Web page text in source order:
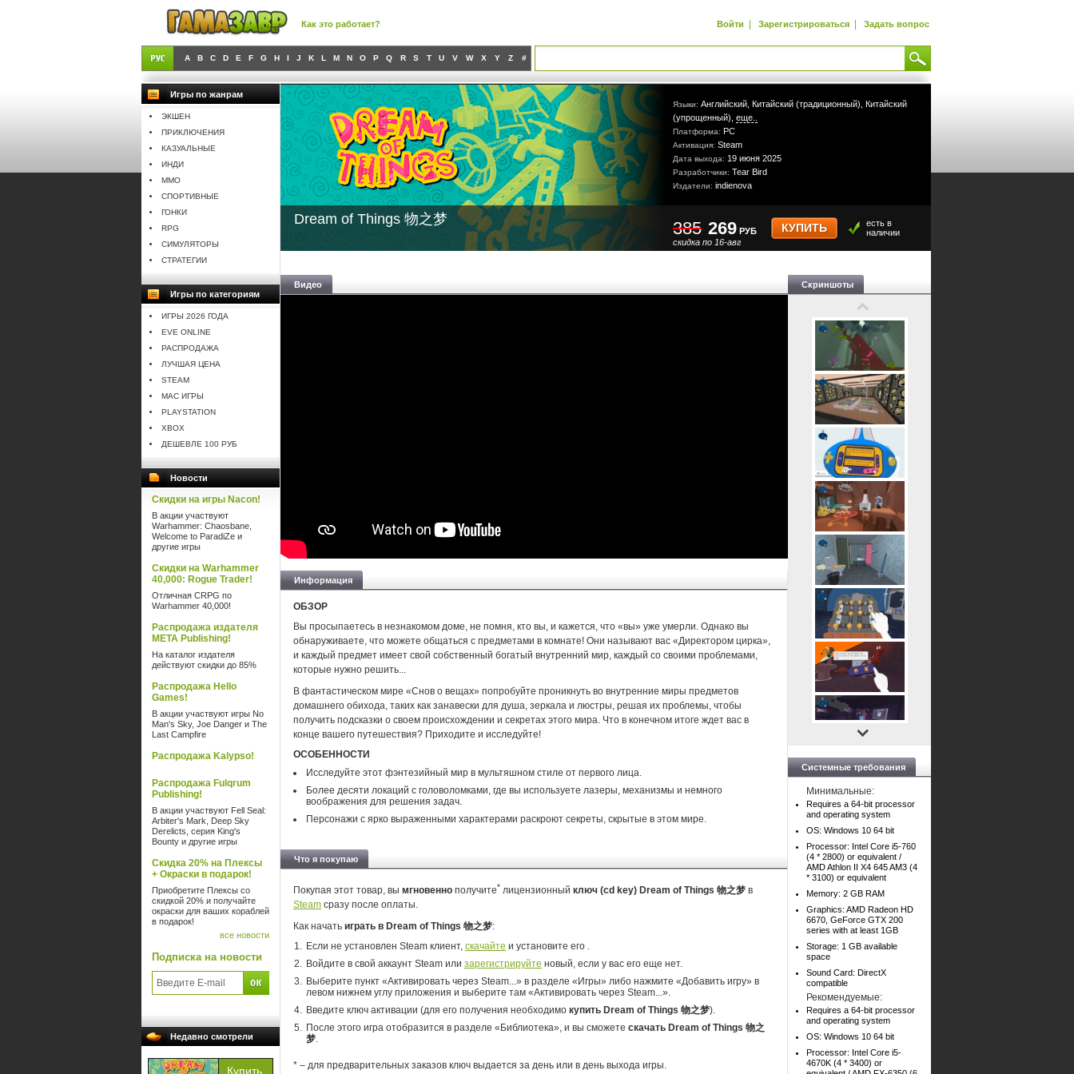
Как это работает? Войти | Зарегистрироваться | Задать вопрос
A B C D E F G H I J K L M N O P Q R S T U V W X Y Z #
Игры по жанрам
ЭКШЕН
ПРИКЛЮЧЕНИЯ
КАЗУАЛЬНЫЕ
ИНДИ
MMO
СПОРТИВНЫЕ
ГОНКИ
RPG
СИМУЛЯТОРЫ
СТРАТЕГИИ
Игры по категориям
ИГРЫ 2026 ГОДА
EVE ONLINE
РАСПРОДАЖА
ЛУЧШАЯ ЦЕНА
STEAM
MAC ИГРЫ
PLAYSTATION
XBOX
ДЕШЕВЛЕ 100 РУБ
Новости
Скидки на игры Nacon!
В акции участвуют
Warhammer: Chaosbane,
Welcome to ParadiZe и
другие игры
Скидки на Warhammer
40,000: Rogue Trader!
Отличная CRPG по
Warhammer 40,000!
Распродажа издателя
META Publishing!
На каталог издателя
действуют скидки до 85%
Распродажа Hello
Games!
В акции участвуют игры No
Man's Sky, Joe Danger и The
Last Campfire
Распродажа Kalypso!
Распродажа Fulqrum
Publishing!
В акции участвуют Fell Seal:
Arbiter's Mark, Deep Sky
Derelicts, серия King's
Bounty и другие игры
Скидка 20% на Плексы
+ Окраски в подарок!
Приобретите Плексы со
скидкой 20% и получайте
окраски для ваших кораблей
в подарок!
все новости
Подписка на новости
Недавно смотрели
Языки: Английский, Китайский (традиционный), Китайский
(упрощенный), еще..
Платформа: PC
Активация: Steam
Дата выхода: 19 июня 2025
Разработчики: Tear Bird
Издатели: indienova
Dream of Things 物之梦 385
скидка по 16-авг
269 РУБ КУПИТЬ
есть в
наличии
Видео
Информация
ОБЗОР
Вы просыпаетесь в незнакомом доме, не помня, кто вы, и кажется, что «вы» уже умерли. Однако вы
обнаруживаете, что можете общаться с предметами в комнате! Они называют вас «Директором цирка»,
и каждый предмет имеет свой собственный богатый внутренний мир, каждый со своими проблемами,
которые нужно решить...
В фантастическом мире «Снов о вещах» попробуйте проникнуть во внутренние миры предметов
домашнего обихода, таких как занавески для душа, зеркала и люстры, решая их проблемы, чтобы
получить подсказки о своем происхождении и секретах этого мира. Что в конечном итоге ждет вас в
конце вашего путешествия? Приходите и исследуйте!
ОСОБЕННОСТИ
Исследуйте этот фэнтезийный мир в мультяшном стиле от первого лица.
Более десяти локаций с головоломками, где вы используете лазеры, механизмы и немного
воображения для решения задач.
Персонажи с ярко выраженными характерами раскроют секреты, скрытые в этом мире.
Что я покупаю
Покупая этот товар, вы мгновенно получите* лицензионный ключ (cd key) Dream of Things 物之梦 в
Steam сразу после оплаты.
Как начать играть в Dream of Things 物之梦:
Если не установлен Steam клиент, скачайте и установите его .
Войдите в свой аккаунт Steam или зарегистрируйте новый, если у вас его еще нет.
Выберите пункт «Активировать через Steam...» в разделе «Игры» либо нажмите «Добавить игру» в
левом нижнем углу приложения и выберите там «Активировать через Steam...».
Введите ключ активации (для его получения необходимо купить Dream of Things 物之梦).
После этого игра отобразится в разделе «Библиотека», и вы сможете скачать Dream of Things 物之
梦.
* – для предварительных заказов ключ выдается за день или в день выхода игры.
Скриншоты
Системные требования
Минимальные:
Requires a 64-bit processor
and operating system
OS: Windows 10 64 bit
Processor: Intel Core i5-760
(4 * 2800) or equivalent /
AMD Athlon II X4 645 AM3 (4
* 3100) or equivalent
Memory: 2 GB RAM
Graphics: AMD Radeon HD
6670, GeForce GTX 200
series with at least 1GB
Storage: 1 GB available
space
Sound Card: DirectX
compatible
Рекомендуемые:
Requires a 64-bit processor
and operating system
OS: Windows 10 64 bit
Processor: Intel Core i5-
4670K (4 * 3400) or